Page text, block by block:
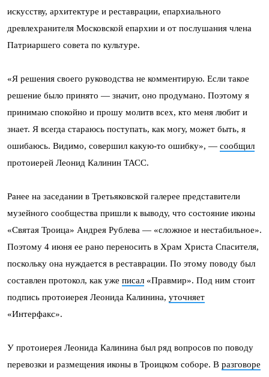
искусству, архитектуре и реставрации, епархиального
древлехранителя Московской епархии и от послушания члена
Патриаршего совета по культуре.
«Я решения своего руководства не комментирую. Если такое
решение было принято — значит, оно продумано. Поэтому я
принимаю спокойно и прошу молитв всех, кто меня любит и
знает. Я всегда стараюсь поступать, как могу, может быть, я
ошибаюсь. Видимо, совершил какую-то ошибку», — сообщил
протоиерей Леонид Калинин ТАСС.
Ранее на заседании в Третьяковской галерее представители
музейного сообщества пришли к выводу, что состояние иконы
«Святая Троица» Андрея Рублева — «сложное и нестабильное».
Поэтому 4 июня ее рано переносить в Храм Христа Спасителя,
поскольку она нуждается в реставрации. По этому поводу был
составлен протокол, как уже писал «Правмир». Под ним стоит
подпись протоиерея Леонида Калинина, уточняет
«Интерфакс».
У протоиерея Леонида Калинина был ряд вопросов по поводу
перевозки и размещения иконы в Троицком соборе. В разговоре